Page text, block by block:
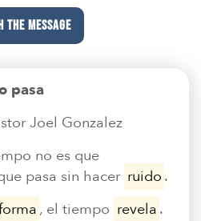
to help.
THE MESSAGE
pasa
Joel Gonzalez
no es que
pasa sin hacer ruido .
, el tiempo revela .